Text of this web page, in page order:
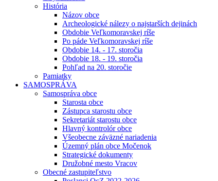
História
Názov obce
Archeologické nálezy o najstarších dejinách
Obdobie Veľkomoravskej ríše
Po páde Veľkomoravskej ríše
Obdobie 14. - 17. storočia
Obdobie 18. - 19. storočia
Pohľad na 20. storočie
Pamiatky
SAMOSPRÁVA
Samospráva obce
Starosta obce
Zástupca starostu obce
Sekretariát starostu obce
Hlavný kontrolór obce
Všeobecne záväzné nariadenia
Územný plán obce Močenok
Strategické dokumenty
Družobné mesto Vracov
Obecné zastupiteľstvo